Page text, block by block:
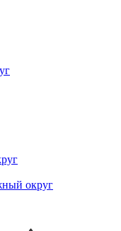
округ